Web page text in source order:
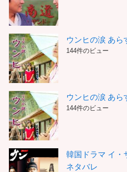
ウンヒの涙 あら
144件のビュー
ウンヒの涙 あら
144件のビュー
韓国ドラマ イ・
ネタバレ